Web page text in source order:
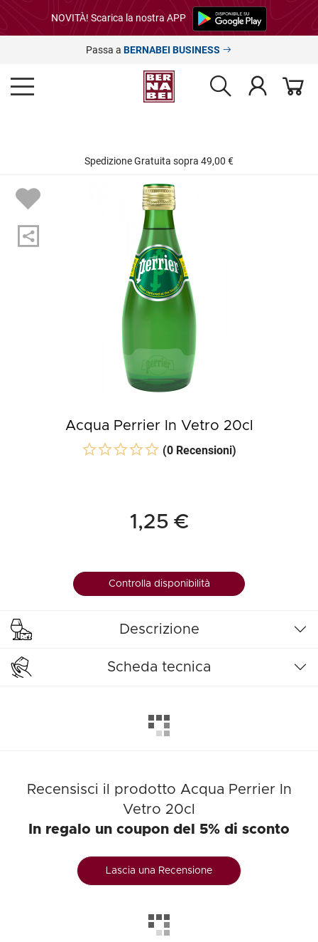
NOVITÀ! Scarica la nostra APP
Passa a BERNABEI BUSINESS
Spedizione Gratuita sopra 49,00 €
Acqua Perrier In Vetro 20cl
(0 Recensioni)
1,25 €
Controlla disponibilità
Descrizione
Scheda tecnica
Recensisci il prodotto Acqua Perrier In
Vetro 20cl
In regalo un coupon del 5% di sconto
Lascia una Recensione